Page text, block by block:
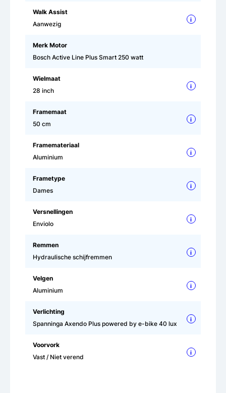
Walk Assist
Aanwezig
i
Merk Motor
Bosch Active Line Plus Smart 250 watt
Wielmaat
28 inch
i
Framemaat
50 cm
i
Framemateriaal
Aluminium
i
Frametype
Dames
i
Versnellingen
Enviolo
i
Remmen
Hydraulische schijfremmen
i
Velgen
Aluminium
i
Verlichting
Spanninga Axendo Plus powered by e-bike 40 lux
i
Voorvork
Vast / Niet verend
i